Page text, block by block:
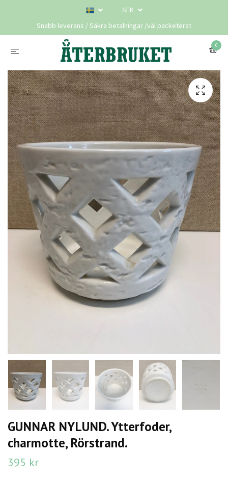
SEK
Snabb leverans / Säkra betalningar /väl packeterat
0
GUNNAR NYLUND. Ytterfoder,
charmotte, Rörstrand.
395 kr